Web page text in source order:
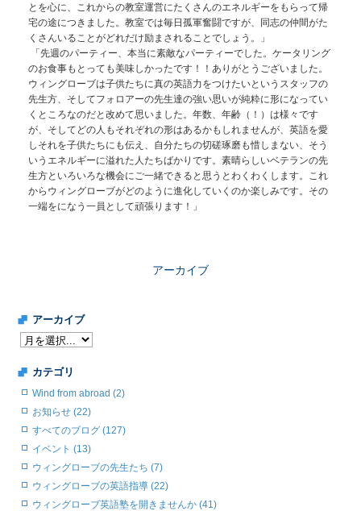
とを心に、これからの教室運営にたくさんのエネルギーをもらって帰
宅の途につきました。教室では毎日孤軍奮闘ですが、同志の仲間がた
くさんいることがどれだけ励まされることでしょう。」
「先週のパーティー、本当に素敵なパーティーでした。ケータリング
のお食事もとっても美味しかったです！！ありがとうございました。
ウィングローブは子供たちに真の英語力をつけたいというスタッフの
先生方、そしてフォロアーの先生達の強い思いが純粋に形になってい
くところなのだと改めて思いました。年数、年齢（！）は様々です
が、そしてどの人もそれぞれの形はあるかもしれませんが、英語を愛
しそれを子供たちにも伝え、自分たちの切磋琢磨も惜しまない、そう
いうエネルギーに溢れた人たちばかりです。素晴らしいベテランの先
生方といろいろな機会にご一緒できると思うとわくわくします。これ
からウィングローブがどのように進化していくのか楽しみです。その
一端をになう一員として頑張ります！」
アーカイブ
アーカイブ
カテゴリ
Wind from abroad (2)
お知らせ (22)
すべてのブログ (127)
イベント (13)
ウィングローブの先生たち (7)
ウィングローブの英語指導 (22)
ウィングローブ英語塾を開きませんか (41)